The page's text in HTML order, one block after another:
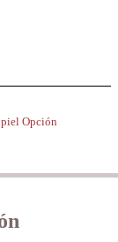
Opción